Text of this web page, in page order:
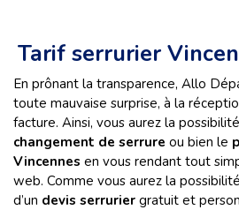
Tarif serrurier
En prônant la transparence, Allo
toute mauvaise surprise, à la
facture. Ainsi, vous aurez la
changement de serrure ou bien le
Vincennes en vous rendant tout
web. Comme vous aurez la
d’un devis serrurier gratuit et